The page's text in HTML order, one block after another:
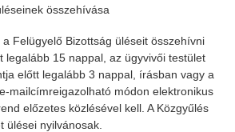
összehívása
a Felügyelő Bizottság üléseit összehívni
legalább 15 nappal, az ügyvivői testület
előtt legalább 3 nappal, írásban vagy a
mailcímreigazolható módon elektronikus
előzetes közlésével kell. A Közgyűlés
ülései nyilvánosak.